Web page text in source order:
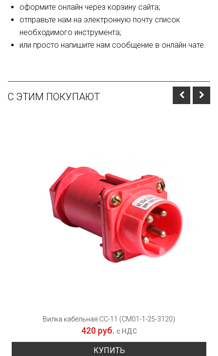
оформите онлайн через корзину сайта;
отправьте нам на электронную почту список
необходимого инструмента;
или просто напишите нам сообщение в онлайн чате.
С ЭТИМ ПОКУПАЮТ
Вилка кабельная СС-11 (СМ01-1-25-3120)
420 руб. с НДС
КУПИТЬ